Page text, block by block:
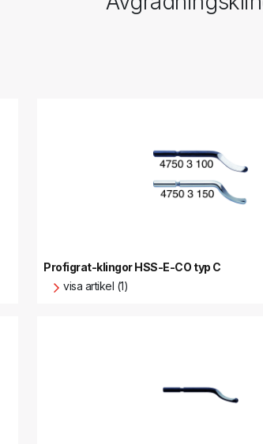
Profigrat-klingor HSS-E-CO typ C
visa artikel (1)